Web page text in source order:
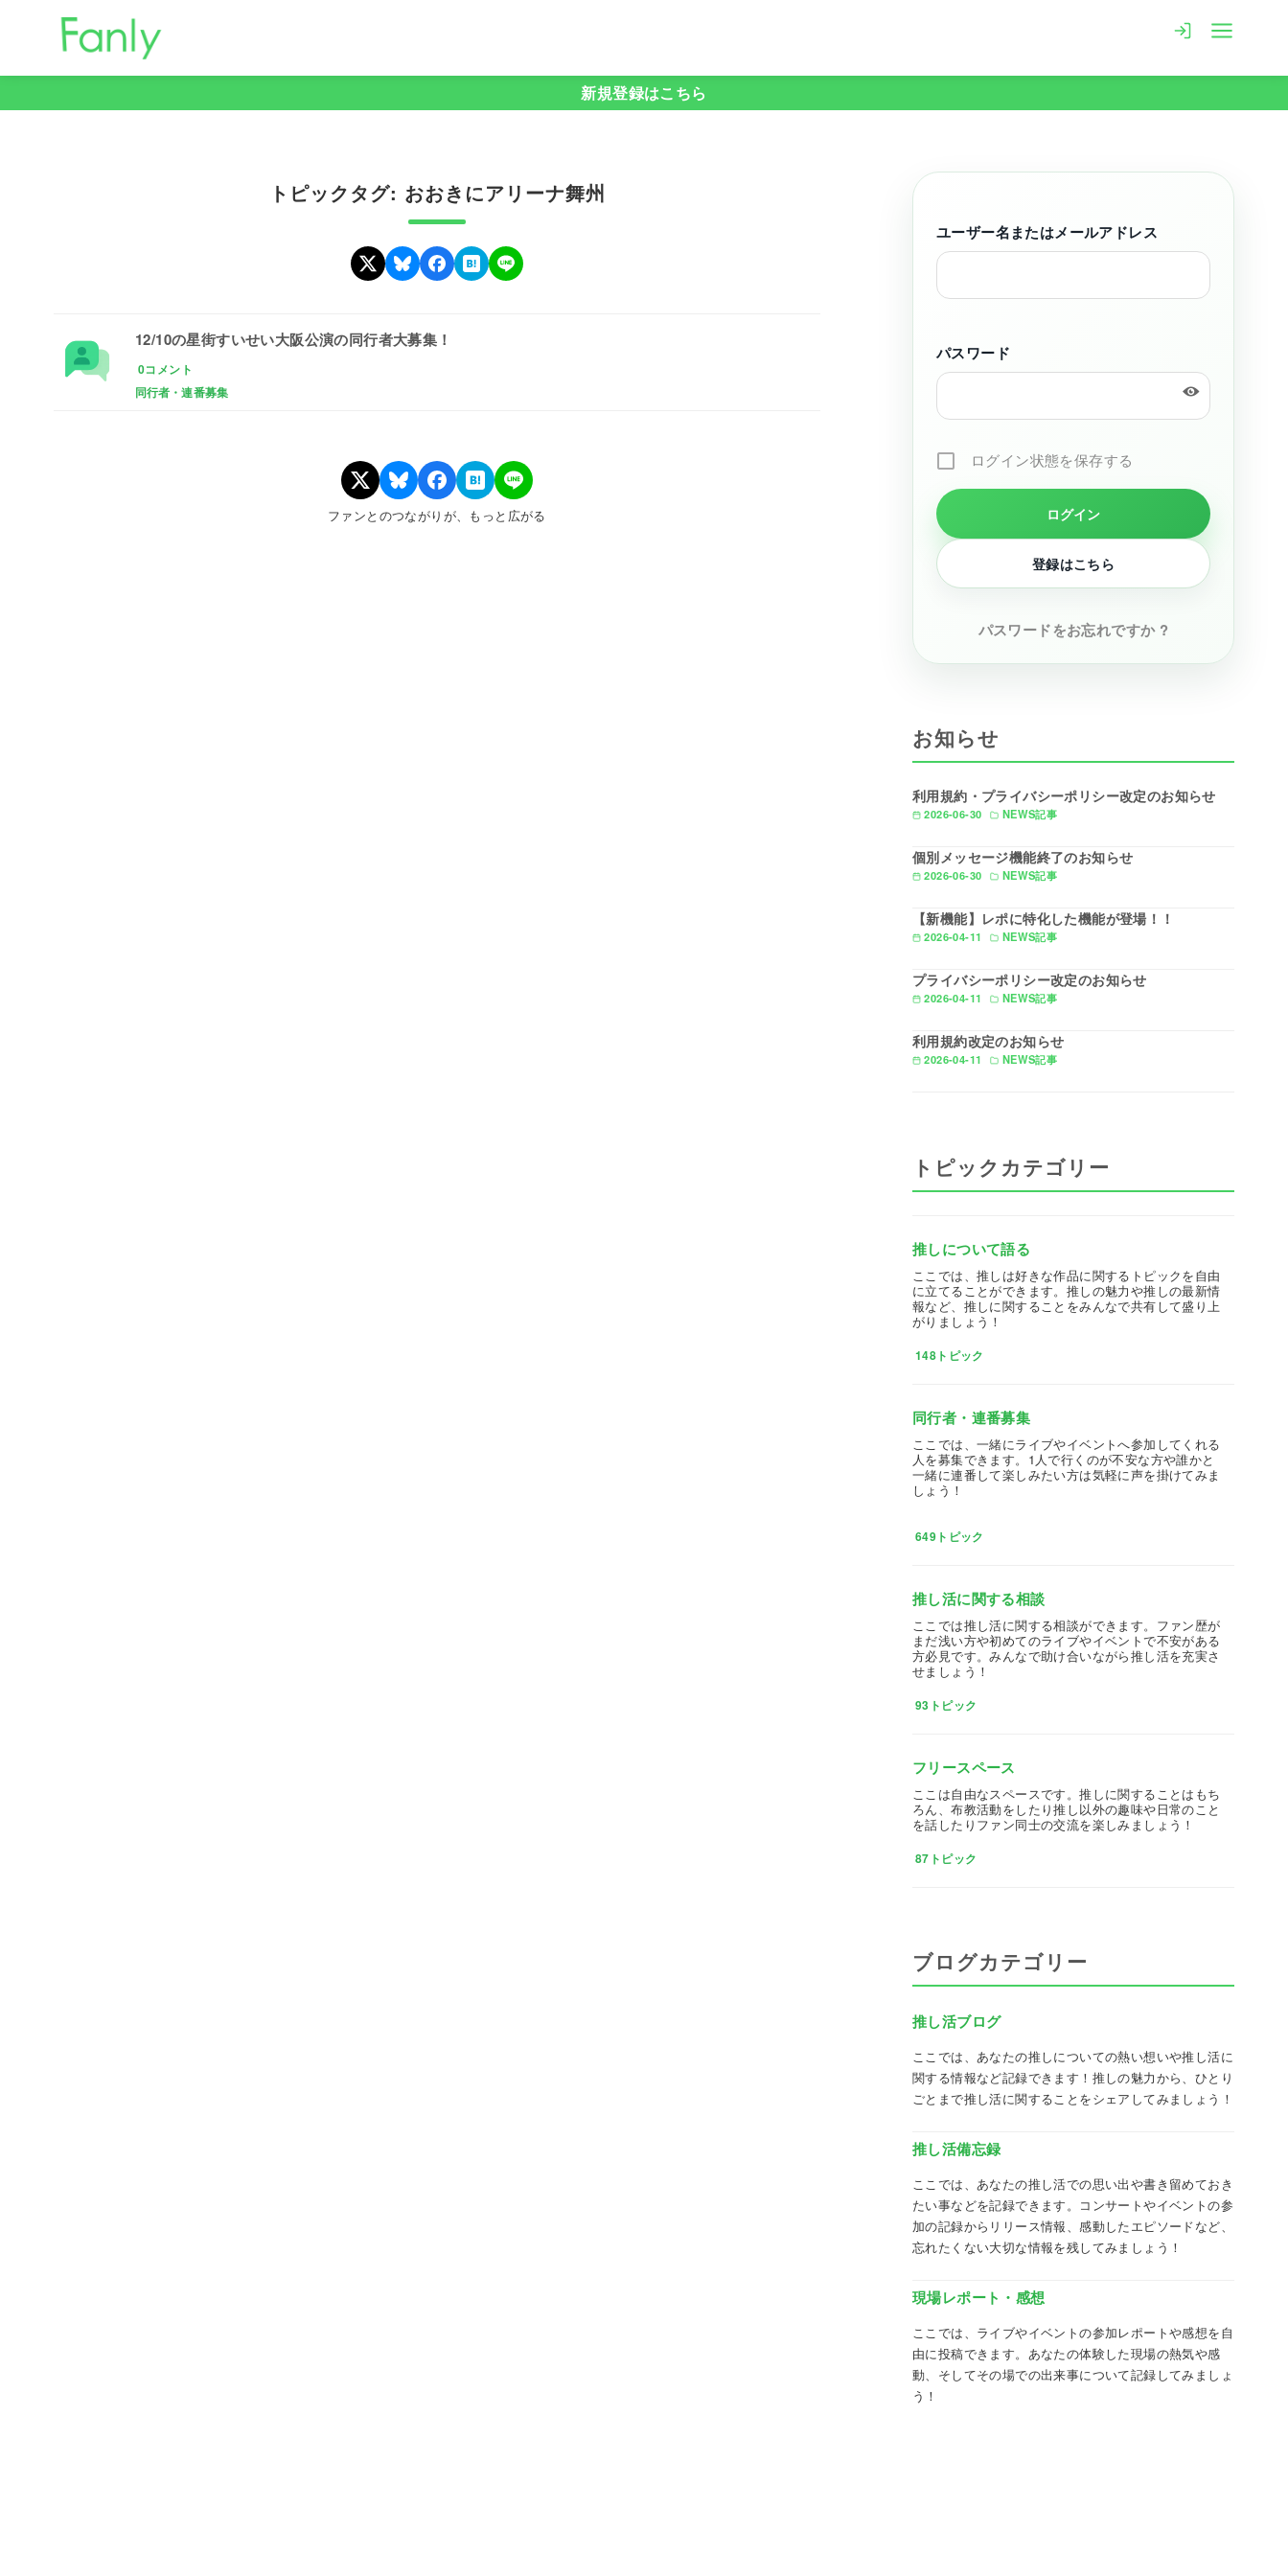
ツ
新規登録はこちら
トピックタグ: おおきにアリーナ舞州
12/10の星街すいせい大阪公演の同行者大募集！
0コメント
同行者・連番募集
ファンとのつながりが、もっと広がる
ユーザー名またはメールアドレス
パスワード
ログイン状態を保存する
登録はこちら
パスワードをお忘れですか ?
お知らせ
2026-06-30 NEWS記事
利用規約・プライバシーポリシー改定のお知らせ
2026-06-30 NEWS記事
個別メッセージ機能終了のお知らせ
2026-04-11 NEWS記事
【新機能】レポに特化した機能が登場！！
2026-04-11 NEWS記事
プライバシーポリシー改定のお知らせ
2026-04-11 NEWS記事
利用規約改定のお知らせ
トピックカテゴリー
推しについて語る
ここでは、推しは好きな作品に関するトピックを自由
に立てることができます。推しの魅力や推しの最新情
報など、推しに関することをみんなで共有して盛り上
がりましょう！
148トピック
同行者・連番募集
ここでは、一緒にライブやイベントへ参加してくれる
人を募集できます。1人で行くのが不安な方や誰かと
一緒に連番して楽しみたい方は気軽に声を掛けてみま
しょう！
649トピック
推し活に関する相談
ここでは推し活に関する相談ができます。ファン歴が
まだ浅い方や初めてのライブやイベントで不安がある
方必見です。みんなで助け合いながら推し活を充実さ
せましょう！
93トピック
フリースペース
ここは自由なスペースです。推しに関することはもち
ろん、布教活動をしたり推し以外の趣味や日常のこと
を話したりファン同士の交流を楽しみましょう！
87トピック
ブログカテゴリー
推し活ブログ
ここでは、あなたの推しについての熱い想いや推し活に
関する情報など記録できます！推しの魅力から、ひとり
ごとまで推し活に関することをシェアしてみましょう！
推し活備忘録
ここでは、あなたの推し活での思い出や書き留めておき
たい事などを記録できます。コンサートやイベントの参
加の記録からリリース情報、感動したエピソードなど、
忘れたくない大切な情報を残してみましょう！
現場レポート・感想
ここでは、ライブやイベントの参加レポートや感想を自
由に投稿できます。あなたの体験した現場の熱気や感
動、そしてその場での出来事について記録してみましょ
う！